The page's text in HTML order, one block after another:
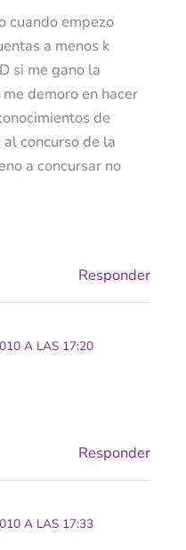
cuando empezo
a menos k
si me gano la
demoro en hacer
de
concurso de la
a concursar no
Responder
A LAS 17:20
Responder
A LAS 17:33